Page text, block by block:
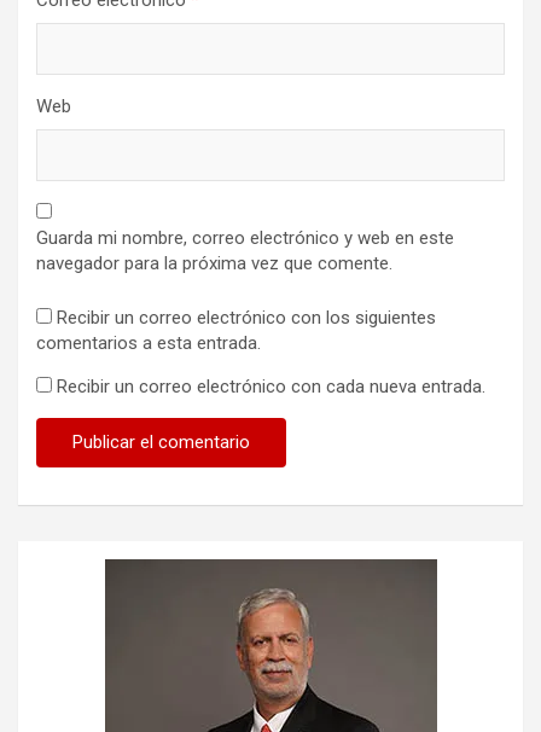
Web
Guarda mi nombre, correo electrónico y web en este
navegador para la próxima vez que comente.
Recibir un correo electrónico con los siguientes
comentarios a esta entrada.
Recibir un correo electrónico con cada nueva entrada.